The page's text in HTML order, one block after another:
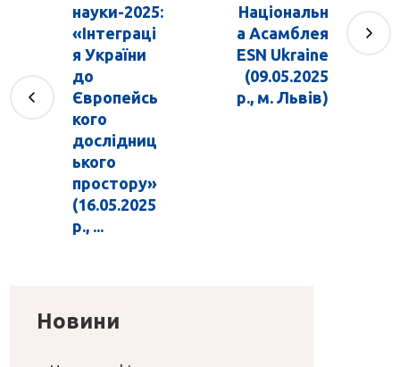
науки-2025:
«Інтеграці
я України
до
Європейсь
кого
дослідниц
ького
простору»
(16.05.2025
р., ...
Національн
а Асамблея
ESN Ukraine
(09.05.2025
р., м. Львів)
Новини